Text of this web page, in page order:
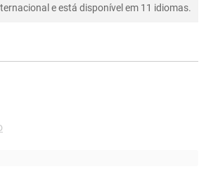
e está disponível em 11 idiomas.